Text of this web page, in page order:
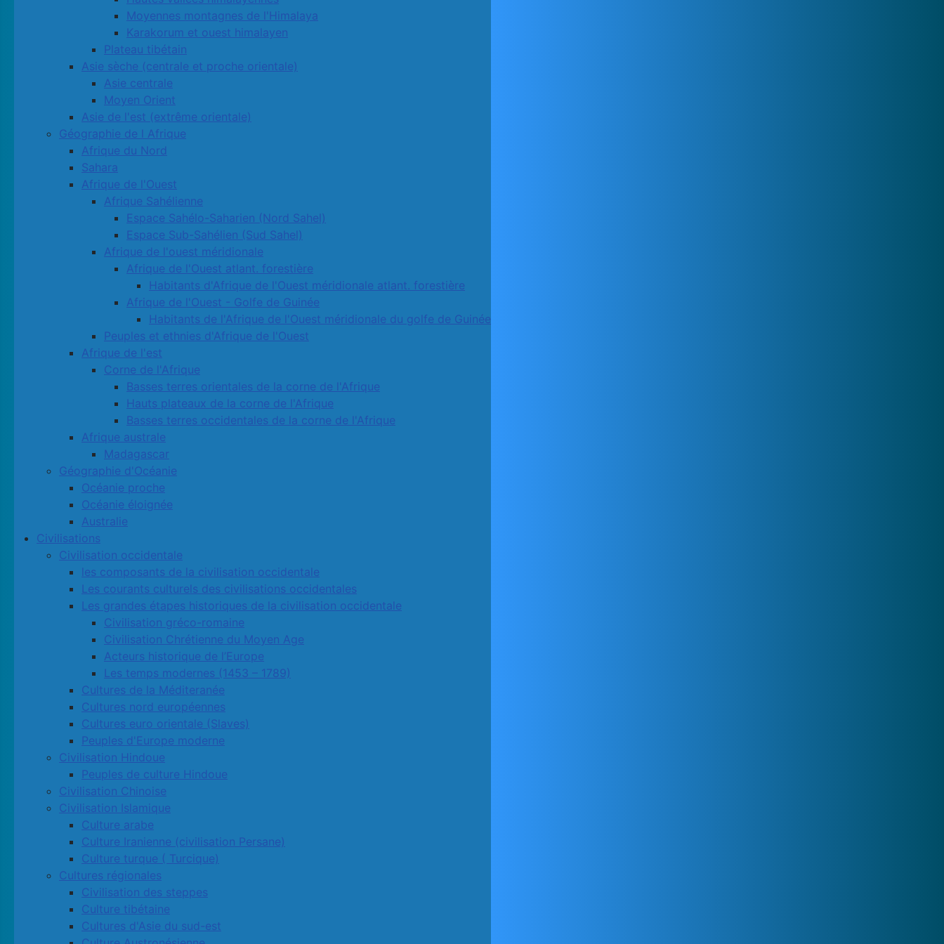
Moyennes montagnes de l'Himalaya
Karakorum et ouest himalayen
Plateau tibétain
Asie sèche (centrale et proche orientale)
Asie centrale
Moyen Orient
Asie de l'est (extrême orientale)
Géographie de l Afrique
Afrique du Nord
Sahara
Afrique de l'Ouest
Afrique Sahélienne
Espace Sahélo-Saharien (Nord Sahel)
Espace Sub-Sahélien (Sud Sahel)
Afrique de l'ouest méridionale
Afrique de l'Ouest atlant. forestière
Habitants d'Afrique de l'Ouest méridionale atlant. forestière
Afrique de l'Ouest - Golfe de Guinée
Habitants de l'Afrique de l'Ouest méridionale du golfe de Guinée
Peuples et ethnies d'Afrique de l'Ouest
Afrique de l'est
Corne de l'Afrique
Basses terres orientales de la corne de l'Afrique
Hauts plateaux de la corne de l'Afrique
Basses terres occidentales de la corne de l'Afrique
Afrique australe
Madagascar
Géographie d'Océanie
Océanie proche
Océanie éloignée
Australie
Civilisations
Civilisation occidentale
les composants de la civilisation occidentale
Les courants culturels des civilisations occidentales
Les grandes étapes historiques de la civilisation occidentale
Civilisation gréco-romaine
Civilisation Chrétienne du Moyen Age
Acteurs historique de l’Europe
Les temps modernes (1453 – 1789)
Cultures de la Méditeranée
Cultures nord européennes
Cultures euro orientale (Slaves)
Peuples d'Europe moderne
Civilisation Hindoue
Peuples de culture Hindoue
Civilisation Chinoise
Civilisation Islamique
Culture arabe
Culture Iranienne (civilisation Persane)
Culture turque ( Turcique)
Cultures régionales
Civilisation des steppes
Culture tibétaine
Cultures d'Asie du sud-est